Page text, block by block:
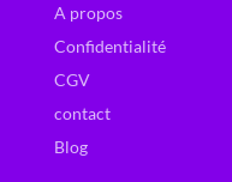
A propos
Confidentialité
CGV
contact
Blog